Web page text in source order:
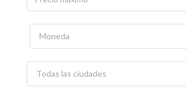
Moneda
Todas las ciudades